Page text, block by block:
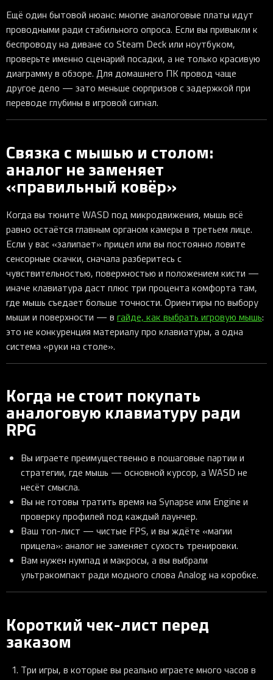
Ещё один бытовой нюанс: многие аналоговые платы идут
проводными ради стабильного опроса. Если вы привыкли к
беспроводу на диване со Steam Deck или ноутбуком,
проверьте именно сценарий посадки, а не только красивую
диаграмму в обзоре. Для домашнего ПК провод чаще
другое дело — зато меньше сюрпризов с задержкой при
переводе глубины в игровой сигнал.
Связка с мышью и столом:
аналог не заменяет
«правильный ковёр»
Когда вы тюните WASD под микродвижения, мышь всё
равно остаётся главным органом камеры в третьем лице.
Если у вас «залипает» прицел или вы постоянно ловите
сенсорные скачки, сначала разберитесь с
чувствительностью, поверхностью и положением кисти —
иначе клавиатура даст плюс три процента комфорта там,
где мышь съедает больше точности. Ориентиры по выбору
мыши и поверхности — в гайде, как выбрать игровую мышь:
это не конкуренция материалу про клавиатуры, а одна
система «руки на столе».
Когда не стоит покупать
аналоговую клавиатуру ради
RPG
Вы играете преимущественно в пошаговые партии и
стратегии, где мышь — основной курсор, а WASD не
несёт смысла.
Вы не готовы тратить время на Synapse или Engine и
проверку профилей под каждый лаунчер.
Ваш топ-лист — чистые FPS, и вы ждёте «магии
прицела»: аналог не заменяет сухость тренировки.
Вам нужен нумпад и макросы, а вы выбрали
ультракомпакт ради модного слова Analog на коробке.
Короткий чек-лист перед
заказом
Три игры, в которые вы реально играете много часов в